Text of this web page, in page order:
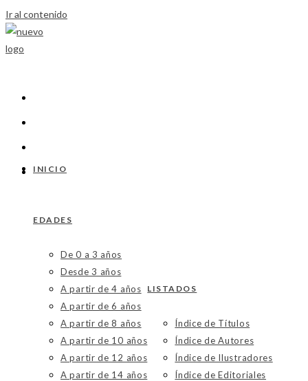
Ir al contenido
INICIO
EDADES
De 0 a 3 años
Desde 3 años
A partir de 4 años
A partir de 6 años
A partir de 8 años
A partir de 10 años
A partir de 12 años
A partir de 14 años
LISTADOS
Índice de Títulos
Índice de Autores
Índice de Ilustradores
Índice de Editoriales